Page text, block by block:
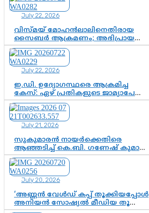
നടപടികളിലേക്കോ?
July 22, 2026
വിസ്മയ് മോഹൻലാലിനെതിരായ
സൈബർ ആക്രമണം; അഭിപ്രായ
സ്വാതന്ത്ര്യത്തെ നിശ്ശബ്ദമാക്കുന്ന
ഡിജിറ്റൽ ഗുണ്ടായിസത്തിന് അറുതി
വേണം
July 22, 2026
ഇ.ഡി. ഉദ്യോഗസ്ഥരെ ആക്രമിച്ച
കേസ്: ഏഴ് പ്രതികളുടെ ജാമ്യാപേക്ഷ
വീണ്ടും തള്ളി; അന്വേഷണം തുടരാൻ
കോടതി അനുമതി
July 21, 2026
സുകുമാരൻ നായർക്കെതിരെ
ആഞ്ഞടിച്ച് കെ.ബി. ഗണേഷ് കുമാർ,
വി.ഡി. സതീശന് പൂർണ പിന്തുണ
July 20, 2026
‘അണ്ണൻ വേൾഡ് കപ്പ് തൂക്കിയപ്പോൾ
അനിയൻ സോഷ്യൽ മീഡിയ തൂക്കി’;
ലാമിൻ യമാലിന്റെ